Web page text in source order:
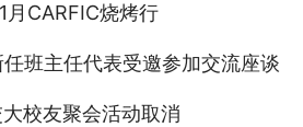
月CARFIC烧烤行
班主任代表受邀参加交流座谈
大校友聚会活动取消